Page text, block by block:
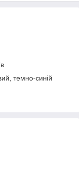
темно-синій